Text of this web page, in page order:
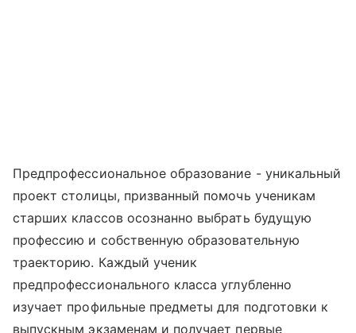
Предпрофессиональное образование - уникальный
проект столицы, призванный помочь ученикам
старших классов осознанно выбрать будущую
профессию и собственную образовательную
траекторию. Каждый ученик
предпрофессионального класса углубленно
изучает профильные предметы для подготовки к
выпускным экзаменам и получает первые